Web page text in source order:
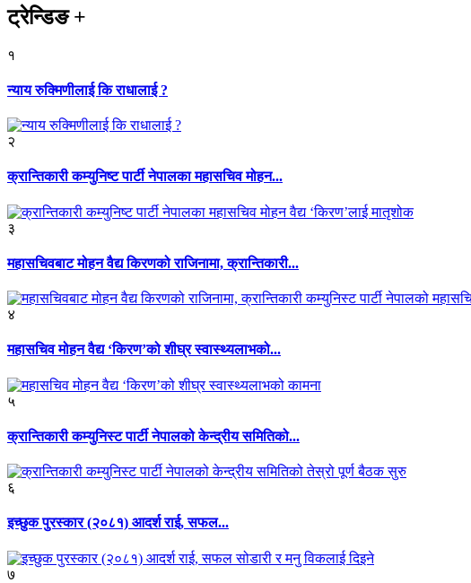
ट्रेन्डिङ+
१
न्याय रुक्मिणीलाई कि राधालाई ?
२
क्रान्तिकारी कम्युनिष्ट पार्टी नेपालका महासचिव मोहन...
३
महासचिवबाट मोहन वैद्य किरणको राजिनामा, क्रान्तिकारी...
४
महासचिव मोहन वैद्य ‘किरण’को शीघ्र स्वास्थ्यलाभको...
५
क्रान्तिकारी कम्युनिस्ट पार्टी नेपालको केन्द्रीय समितिको...
६
इच्छुक पुरस्कार (२०८१) आदर्श राई, सफल...
७